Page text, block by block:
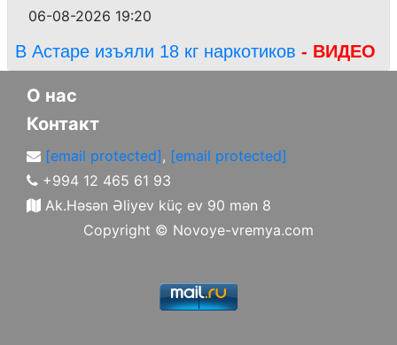
06-08-2026 19:20
В Астаре изъяли 18 кг наркотиков - ВИДЕО
О нас
Контакт
[email protected], [email protected]
+994 12 465 61 93
Ak.Həsən Əliyev küç ev 90 mən 8
Copyright © Novoye-vremya.com